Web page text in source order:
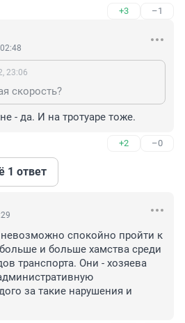
+3 –1
23:06
скорость?
- да. И на тротуаре тоже.
+2 –0
1 ответ
спокойно пройти к
и больше хамства среди
транспорта. Они - хозяева
за такие нарушения и